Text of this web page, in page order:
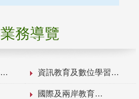
業務導覽
資訊教育及數位學習
國際及兩岸教育